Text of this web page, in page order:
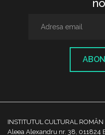
INSTITUTUL CULTURAL ROMÂN
Aleea Alexandru nr. 38, 011824